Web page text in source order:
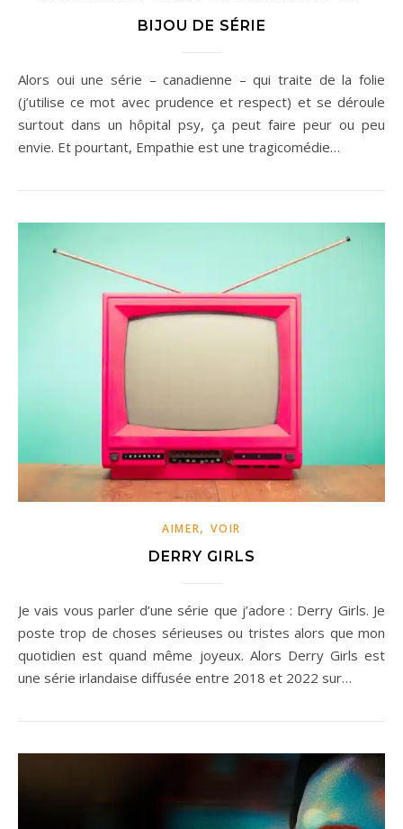
BIJOU DE SÉRIE
Alors oui une série – canadienne – qui traite de la folie
(j’utilise ce mot avec prudence et respect) et se déroule
surtout dans un hôpital psy, ça peut faire peur ou peu
envie. Et pourtant, Empathie est une tragicomédie…
AIMER,VOIR
DERRY GIRLS
Je vais vous parler d’une série que j’adore : Derry Girls. Je
poste trop de choses sérieuses ou tristes alors que mon
quotidien est quand même joyeux. Alors Derry Girls est
une série irlandaise diffusée entre 2018 et 2022 sur…